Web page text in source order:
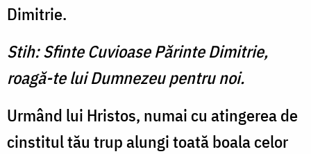
Dimitrie.
Stih: Sfinte Cuvioase Părinte Dimitrie,
roagă-te lui Dumnezeu pentru noi.
Urmând lui Hristos, numai cu atingerea de
cinstitul tău trup alungi toată boala celor